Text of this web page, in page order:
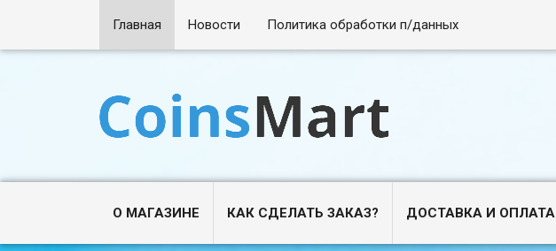
Главная Новости Политика обработки п/данных
О МАГАЗИНЕ КАК СДЕЛАТЬ ЗАКАЗ? ДОСТАВКА И ОПЛАТА